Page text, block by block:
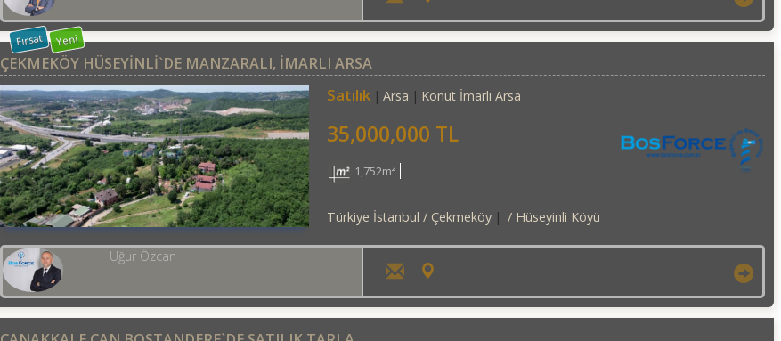
Fırsat Yeni
ÇEKMEKÖY HÜSEYINLI`DE MANZARALI, İMARLI ARSA
Satılık Arsa Konut İmarlı Arsa
35,000,000 TL
1,752m²
Türkiye İstanbul / Çekmeköy / Hüseyinli Köyü
Uğur Özcan